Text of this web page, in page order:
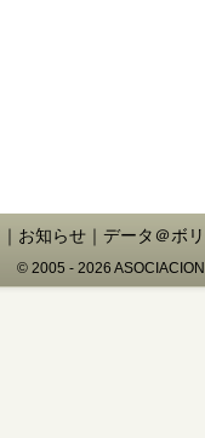
｜ お知らせ ｜ データ＠ボ
© 2005 - 2026